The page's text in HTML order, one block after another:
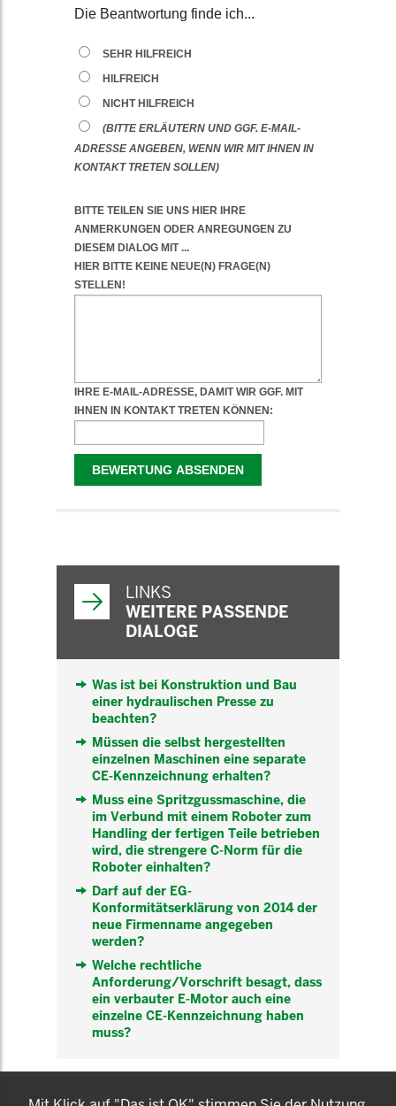
LINKS
WEITERE PASSENDE
DIALOGE
Was ist bei Konstruktion und Bau
einer hydraulischen Presse zu
beachten?
Müssen die selbst hergestellten
einzelnen Maschinen eine separate
CE-Kennzeichnung erhalten?
Muss eine Spritzgussmaschine, die
im Verbund mit einem Roboter zum
Handling der fertigen Teile betrieben
wird, die strengere C-Norm für die
Roboter einhalten?
Darf auf der EG-
Konformitätserklärung von 2014 der
neue Firmenname angegeben
werden?
Welche rechtliche
Anforderung/Vorschrift besagt, dass
ein verbauter E-Motor auch eine
einzelne CE-Kennzeichnung haben
muss?